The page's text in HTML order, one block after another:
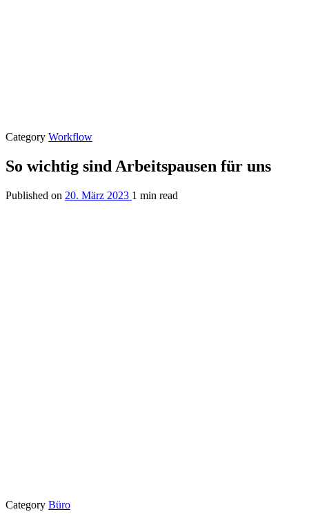
Category Workflow
So wichtig sind Arbeitspausen für uns
Published on 20. März 2023 1 min read
Category Büro